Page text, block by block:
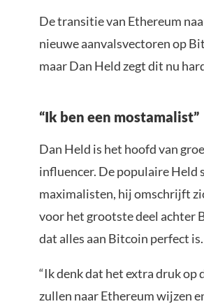
De transitie van Ethereum
nieuwe aanvalsvectoren op
maar Dan Held zegt dit nu
“Ik ben een mostamalist”
Dan Held is het hoofd van
influencer. De populaire Held
maximalisten, hij omschrijft
voor het grootste deel achter
dat alles aan Bitcoin perfect is.
“Ik denk dat het extra druk
zullen naar Ethereum wijzen